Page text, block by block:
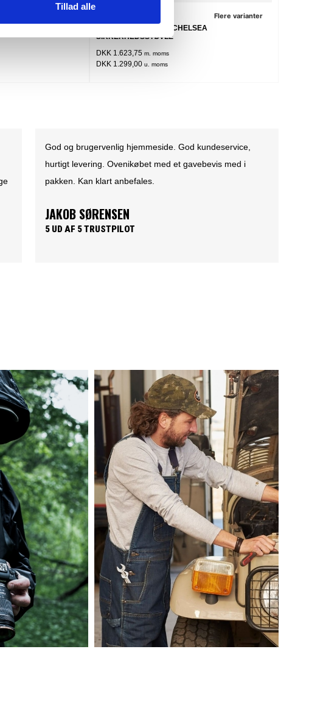
Tillad alle
Flere varianter
CARHARTT CARTER CHELSEA
SIKKERHEDSSTØVLE
DKK 1.623,75 m. moms
DKK 1.299,00 u. moms
Hurtig levering, god service og gode svar da jeg havde et
par spørgsmål bagefter mit køb. Det er ikke sidste gang
jeg handler hos feiber.dk
TROELS MELCHIORSEN
5 UD AF 5 TRUSTPILOT